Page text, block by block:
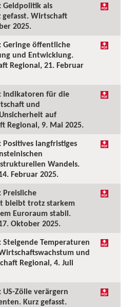
Geldpolitik als
Wirtschaft
2025.
Geringe öffentliche
und Entwicklung.
Regional, 21. Februar
Indikatoren für die
und
auf
Regional, 9. Mai 2025.
langfristiges
Wandels.
Februar 2025.
Preisliche
bleibt trotz starkem
Euroraum stabil.
Oktober 2025.
Steigende Temperaturen
und
Regional, 4. Juli
Zölle verärgern
Kurz gefasst.